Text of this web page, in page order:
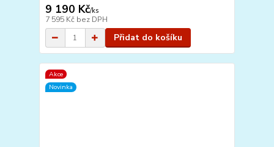
9 190 Kč/ks
7 595 Kč bez DPH
Přidat do košíku
Akce
Novinka